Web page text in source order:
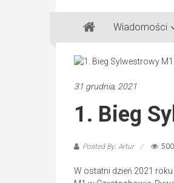
Gazeta
Regionalna
Częstochowa,
Lubliniec,
Wiadomości
31 grudnia, 2021
1. Bieg
Posted By: Artur
W ostatni dzień 2021